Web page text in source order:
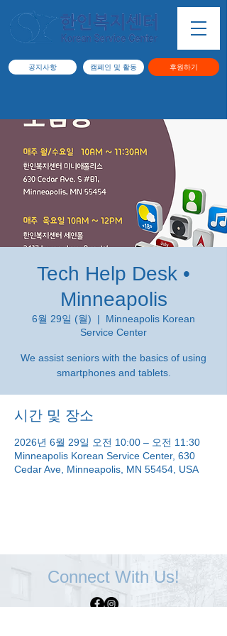
공지사항 캠페인 및 활동 후원하기
Tech Help Desk •
Minneapolis
6월 29일 (월)
  |
Minneapolis Korean
Service Center
We assist seniors with the basics of using
smartphones and tablets.
시간 및 장소
2026년 6월 29일 오전 10:00 – 오전 11:30
Minneapolis Korean Service Center, 630
Cedar Ave, Minneapolis, MN 55454, USA
Connect With Us!